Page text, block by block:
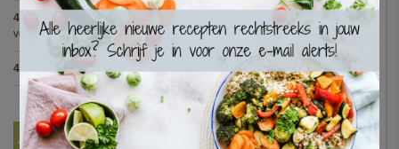
4.7 Varkenshaasje met jagersaus en kroketten (Jeroen Meus)
(15
votes)
4.7 Gestoofde kip met dragon
Nieuwste Recepten
×